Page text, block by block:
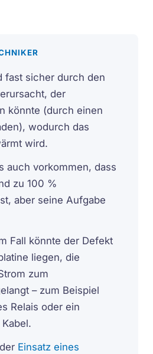
fast sicher durch den
der
könnte (durch einen
wodurch das
wird.
auch vorkommen, dass
zu 100 %
aber seine Aufgabe
Fall könnte der Defekt
liegen, die
zum
– zum Beispiel
Relais oder ein
Einsatz eines